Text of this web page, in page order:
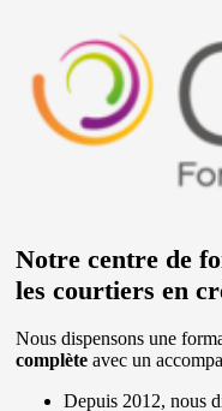
Notre centre de
les courtiers en
Nous dispensons une
complète avec un
Depuis 2012, nous